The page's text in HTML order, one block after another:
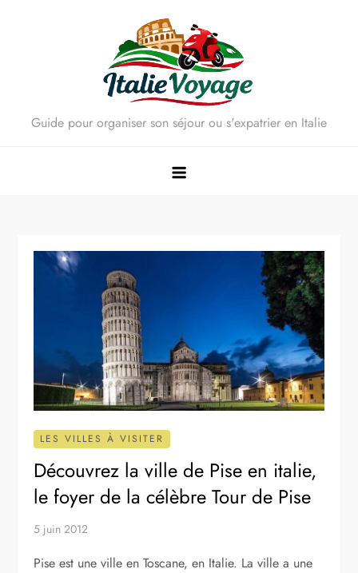
Guide pour organiser son séjour ou s'expatrier en Italie
LES VILLES À VISITER
Découvrez la ville de Pise en italie,
le foyer de la célèbre Tour de Pise
5 juin 2012
Pise est une ville en Toscane, en Italie. La ville a une